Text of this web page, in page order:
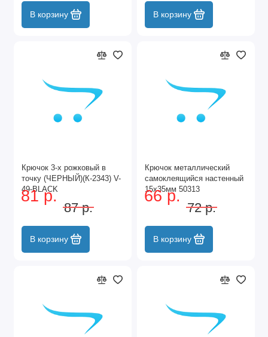
В корзину В корзину
Крючок 3-х рожковый в
точку (ЧЕРНЫЙ)(К-2343) V-
49-BLACK
81 р.
87 р.
В корзину
Крючок металлический
самоклеящийся настенный
15x35мм 50313
66 р.
72 р.
В корзину